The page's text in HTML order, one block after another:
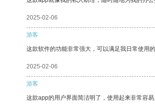
2025-02-06
游客
这款软件的功能非常强大，可以满足我日常使用的
2025-02-06
游客
这款app的用户界面简洁明了，使用起来非常容易